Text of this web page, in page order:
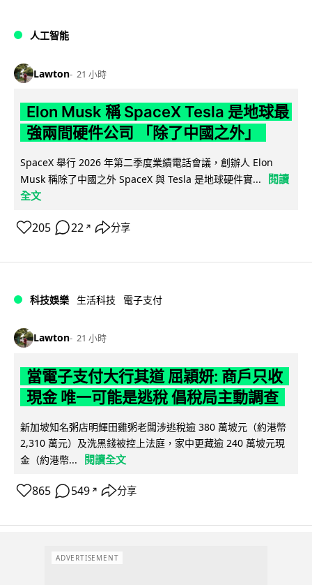
人工智能
Lawton 21 小時
Elon Musk 稱 SpaceX Tesla 是地球最
強兩間硬件公司 「除了中國之外」
SpaceX 舉行 2026 年第二季度業績電話會議，創辦人 Elon
Musk 稱除了中國之外 SpaceX 與 Tesla 是地球硬件實...
閱讀
全文
205 22 ↗ 分享
科技娛樂 生活科技 電子支付
Lawton 21 小時
當電子支付大行其道 屈穎妍: 商戶只收
現金 唯一可能是逃稅 倡稅局主動調查
新加坡知名粥店明輝田雞粥老闆涉逃稅逾 380 萬坡元（約港幣
2,310 萬元）及洗黑錢被控上法庭，家中更藏逾 240 萬坡元現
金（約港幣...
閱讀全文
865 549 ↗ 分享
ADVERTISEMENT